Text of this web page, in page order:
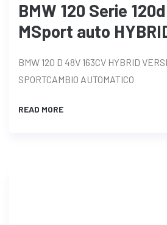
BMW 120 Serie
MSport auto
BMW 120 D 48V 163CV HYBRID
SPORTCAMBIO AUTOMATICO
READ MORE